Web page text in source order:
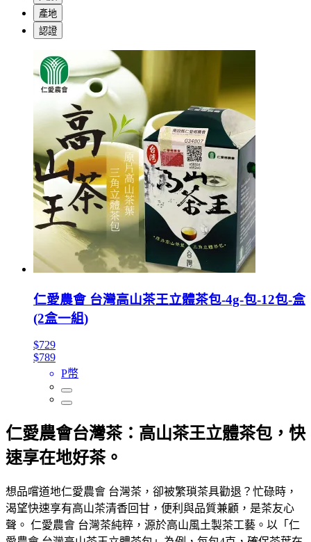
產地
認證
仁愛農會 台灣高山茶王立體茶包-4g-包-12包-盒
(2盒一組)
$729
$789
P幣
仁愛農會台灣茶：高山茶王立體茶包，快
速享在地好茶。
想品嚐道地仁愛農會 台灣茶，卻被繁瑣茶具勸退？忙碌時，
渴望快速享有高山茶清香回甘，便利與品質兼顧，是茶友心
聲。 仁愛農會 台灣茶純粹，源於高山風土製茶工藝。以「仁